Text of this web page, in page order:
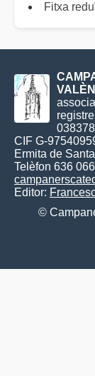
Fitxa
CIF G-
Ermita de
Telèfon 636
Editor:
©